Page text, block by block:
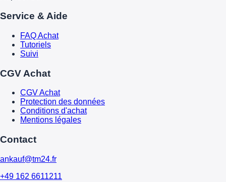
Service & Aide
FAQ Achat
Tutoriels
Suivi
CGV Achat
CGV Achat
Protection des données
Conditions d'achat
Mentions légales
Contact
ankauf@tm24.fr
+49 162 6611211